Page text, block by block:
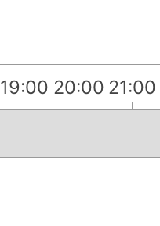
19:00 20:00 21:00